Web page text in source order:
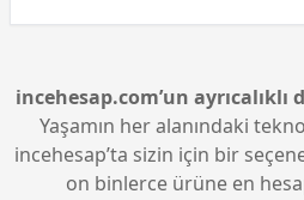
incehesap.com’un
Yaşamın her alanındaki
incehesap’ta sizin için bir
on binlerce ürüne en